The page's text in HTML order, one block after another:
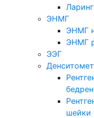
ЭНМГ
ЭНМГ
ЭНМГ
ЭЭГ
шейки